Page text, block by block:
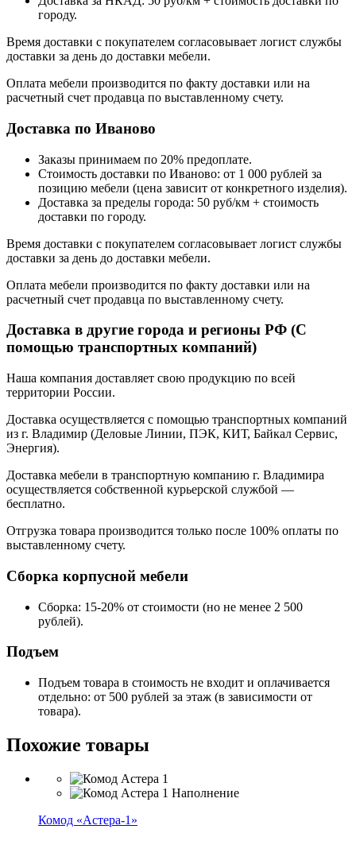
городу.
Время доставки с покупателем согласовывает логист службы
доставки за день до доставки мебели.
Оплата мебели производится по факту доставки или на
расчетный счет продавца по выставленному счету.
Доставка по Иваново
Заказы принимаем по 20% предоплате.
Стоимость доставки по Иваново: от 1 000 рублей за
позицию мебели (цена зависит от конкретного изделия).
Доставка за пределы города: 50 руб/км + стоимость
доставки по городу.
Время доставки с покупателем согласовывает логист службы
доставки за день до доставки мебели.
Оплата мебели производится по факту доставки или на
расчетный счет продавца по выставленному счету.
Доставка в другие города и регионы РФ (С
помощью транспортных компаний)
Наша компания доставляет свою продукцию по всей
территории России.
Доставка осуществляется с помощью транспортных компаний
из г. Владимир (Деловые Линии, ПЭК, КИТ, Байкал Сервис,
Энергия).
Доставка мебели в транспортную компанию г. Владимира
осуществляется собственной курьерской службой —
бесплатно.
Отгрузка товара производится только после 100% оплаты по
выставленному счету.
Сборка корпусной мебели
Сборка: 15-20% от стоимости (но не менее 2 500
рублей).
Подъем
Подъем товара в стоимость не входит и оплачивается
отдельно: от 500 рублей за этаж (в зависимости от
товара).
Похожие товары
Комод «Астера-1»